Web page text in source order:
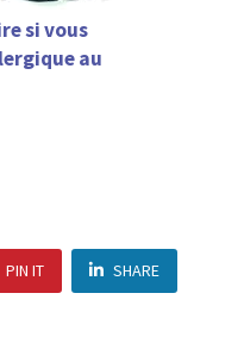
si vous
au
PIN IT SHARE